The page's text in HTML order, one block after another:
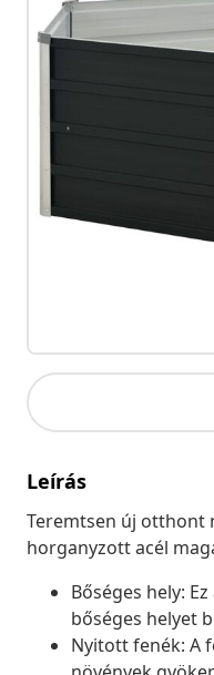
Leírás
Teremtsen új otthont
horganyzott acél
Bőséges hely:
bőséges helyet
Nyitott fenék: A